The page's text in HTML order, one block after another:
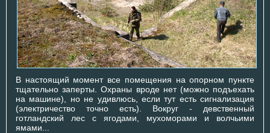
В настоящий момент все помещения на опорном пункте
тщательно заперты. Охраны вроде нет (можно подъехать
на машине), но не удивлюсь, если тут есть сигнализация
(электричество точно есть). Вокруг - девственный
готландский лес с ягодами, мухоморами и волчьими
ямами...